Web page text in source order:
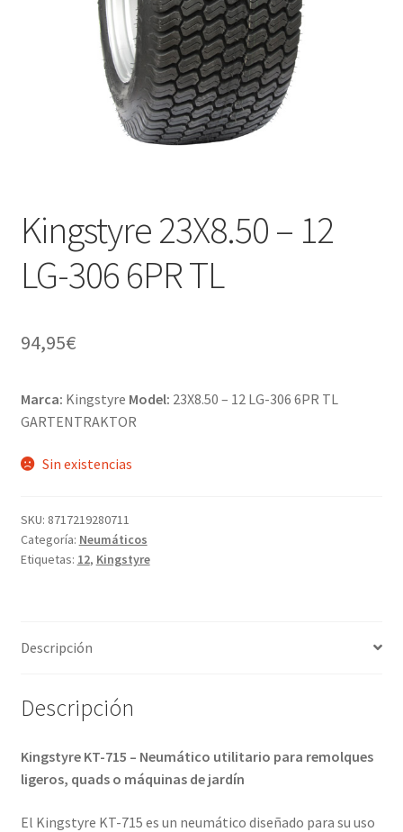
Kingstyre 23X8.50 – 12
LG-306 6PR TL
94,95€
Marca: Kingstyre Model: 23X8.50 – 12 LG-306 6PR TL
GARTENTRAKTOR
Sin existencias
SKU: 8717219280711
Categoría: Neumáticos
Etiquetas: 12, Kingstyre
Descripción
Descripción
Kingstyre KT-715 – Neumático utilitario para remolques
ligeros, quads o máquinas de jardín
El Kingstyre KT-715 es un neumático diseñado para su uso